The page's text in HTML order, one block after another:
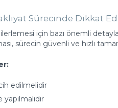
Sürecinde Dikkat
için bazı önemli
sürecin güvenli ve hızlı
edilmelidir